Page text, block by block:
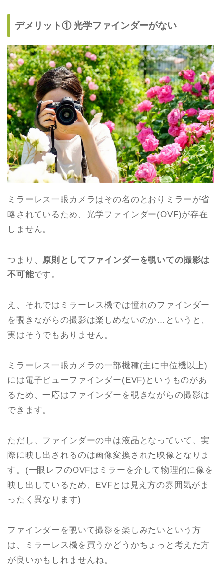
デメリット① 光学ファインダーがない
ミラーレス一眼カメラはその名のとおりミラーが省
略されているため、光学ファインダー(OVF)が存在
しません。
つまり、 原則としてファインダーを覗いての撮影は
不可能です。
え、それではミラーレス機では憧れのファインダー
を覗きながらの撮影は楽しめないのか…というと、
実はそうでもありません。
ミラーレス一眼カメラの一部機種(主に中位機以上)
には電子ビューファインダー(EVF)というものがあ
るため、一応はファインダーを覗きながらの撮影は
できます。
ただし、ファインダーの中は液晶となっていて、実
際に映し出されるのは画像変換された映像となりま
す。(一眼レフのOVFはミラーを介して物理的に像を
映し出しているため、EVFとは見え方の雰囲気がま
ったく異なります)
ファインダーを覗いて撮影を楽しみたいという方
は、ミラーレス機を買うかどうかちょっと考えた方
が良いかもしれませんね。